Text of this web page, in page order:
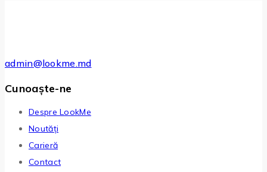
admin@lookme.md
Cunoaște-ne
Despre LookMe
Noutăți
Carieră
Contact